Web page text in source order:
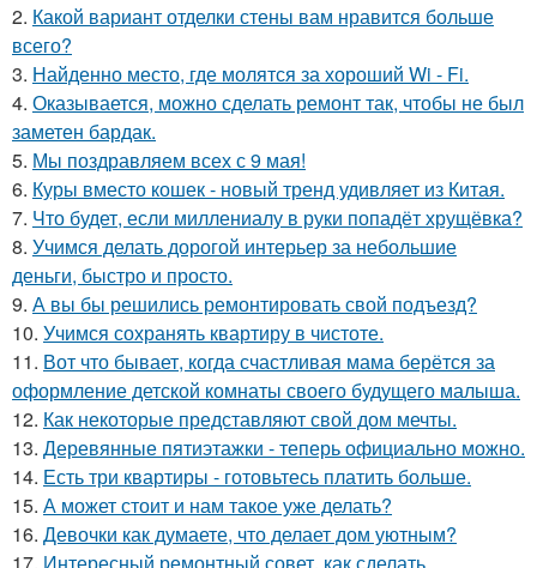
2. Какой вариант отделки стены вам нравится больше
всего?
3. Найденно место, где молятся за хороший Wi - Fi.
4. Оказывается, можно сделать ремонт так, чтобы не был
заметен бардак.
5. Мы поздравляем всех с 9 мая!
6. Куры вместо кошек - новый тренд удивляет из Китая.
7. Что будет, если миллениалу в руки попадёт хрущёвка?
8. Учимся делать дорогой интерьер за небольшие
деньги, быстро и просто.
9. А вы бы решились ремонтировать свой подъезд?
10. Учимся сохранять квартиру в чистоте.
11. Вот что бывает, когда счастливая мама берётся за
оформление детской комнаты своего будущего малыша.
12. Как некоторые представляют свой дом мечты.
13. Деревянные пятиэтажки - теперь официально можно.
14. Есть три квартиры - готовьтесь платить больше.
15. А может стоит и нам такое уже делать?
16. Девочки как думаете, что делает дом уютным?